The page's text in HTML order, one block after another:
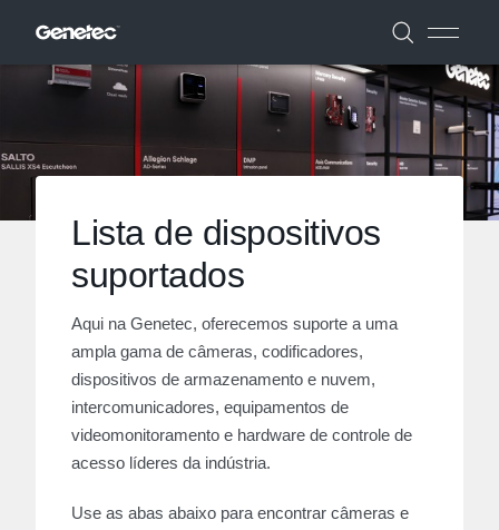
Lista de dispositivos
suportados
Aqui na Genetec, oferecemos suporte a uma
ampla gama de câmeras, codificadores,
dispositivos de armazenamento e nuvem,
intercomunicadores, equipamentos de
videomonitoramento e hardware de controle de
acesso líderes da indústria.
Use as abas abaixo para encontrar câmeras e